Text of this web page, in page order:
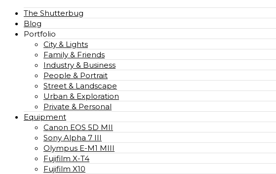
The Shutterbug
Blog
Portfolio
City & Lights
Family & Friends
Industry & Business
People & Portrait
Street & Landscape
Urban & Exploration
Private & Personal
Equipment
Canon EOS 5D MII
Sony Alpha 7 III
Olympus E-M1 MIII
Fujifilm X-T4
Fujifilm X10